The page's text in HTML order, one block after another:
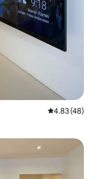
औसत रेटिंग 5 में
4.83 (48)